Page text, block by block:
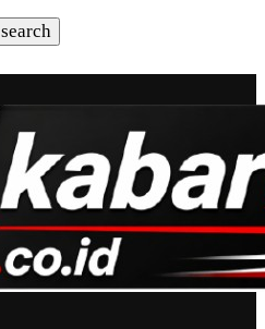
search